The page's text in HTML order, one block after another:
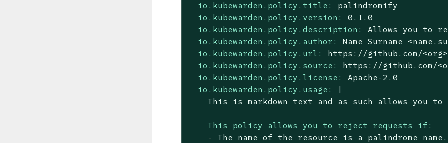
io.kubewarden.policy.title:
palindromify
io.kubewarden.policy.version:
0.1 .0
io.kubewarden.policy.description:
Allows you to
io.kubewarden.policy.author:
Name Surname
io.kubewarden.policy.url:
https://github.com/
io.kubewarden.policy.source:
https://github.com/
io.kubewarden.policy.license:
Apache-2.0
io.kubewarden.policy.usage:
|
This policy allows you to reject requests if:
-
The name of the resource is a palindrome name.